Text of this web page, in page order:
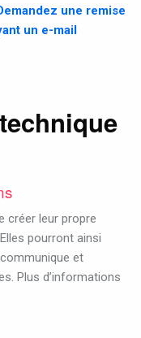
une remise
un e-mail
créer leur propre
pourront ainsi
et
Plus d’informations